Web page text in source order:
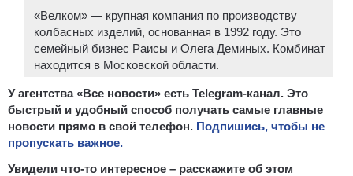
«Велком» — крупная компания по производству
колбасных изделий, основанная в 1992 году. Это
семейный бизнес Раисы и Олега Деминых. Комбинат
находится в Московской области.
У агентства «Все новости» есть Telegram-канал. Это
быстрый и удобный способ получать самые главные
новости прямо в свой телефон. Подпишись, чтобы не
пропускать важное.
Увидели что-то интересное – расскажите об этом